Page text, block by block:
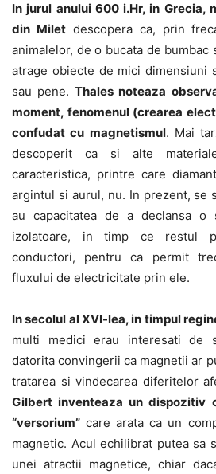
In jurul anului 600 i.Hr, in Grecia,
din Miletdescopera ca, prin
animalelor, de o bucata de bumbac
atrage obiecte de mici dimensiuni
sau pene.Thales noteaza
moment, fenomenul (crearea
confudat cu magnetismul. Mai
descoperit ca si alte
caracteristica, printre care
argintul si aurul, nu. In prezent, se
au capacitatea de a declansa o
izolatoare, in timp ce restul
conductori, pentru ca permit
fluxului de electricitate prin ele.
In secolul al XVI-lea, in timpul
multi medici erau interesati de
datorita convingerii ca magnetii ar
tratarea si vindecarea diferitelor
Gilbert inventeaza un dispozitiv
“versorium” care arata ca un
magnetic. Acul echilibrat putea sa
unei atractii magnetice, chiar